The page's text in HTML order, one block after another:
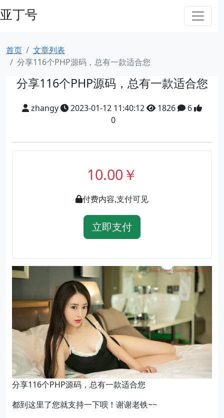
亚丁号
首页
文章列表
分享116个PHP源码，总有一款适合您
分享116个PHP源码，总有一款适合您
zhangy 2023-01-12 11:40:12 1826
6
0
10.00￥
付费内容,支付可见
立即支付
分享116个PHP源码，总有一款适合您
都到这里了您就支持一下呗！谢谢老铁~~